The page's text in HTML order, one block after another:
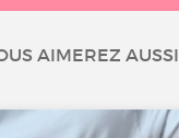
AIMEREZ AUSSI